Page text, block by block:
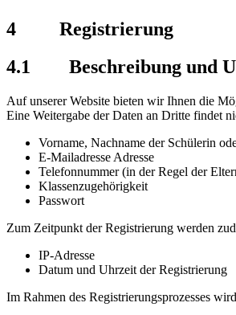
4 Registrierung
4.1 Beschreibung und
Auf unserer Website bieten wir Ihnen die
Eine Weitergabe der Daten an Dritte findet
Vorname, Nachname der Schülerin
E-Mailadresse Adresse
Telefonnummer (in der Regel der
Klassenzugehörigkeit
Passwort
Zum Zeitpunkt der Registrierung werden
IP-Adresse
Datum und Uhrzeit der Registrierung
Im Rahmen des Registrierungsprozesses